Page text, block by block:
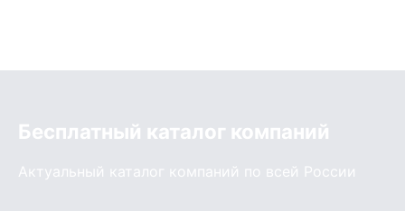
Бесплатный каталог компаний
Актуальный каталог компаний по всей России